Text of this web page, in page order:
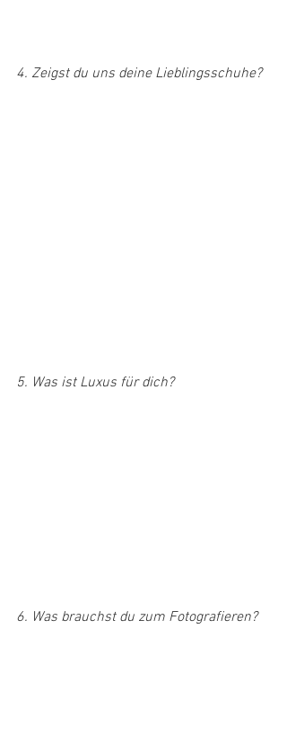
4. Zeigst du uns deine Lieblingsschuhe?
5. Was ist Luxus für dich?
6. Was brauchst du zum Fotografieren?